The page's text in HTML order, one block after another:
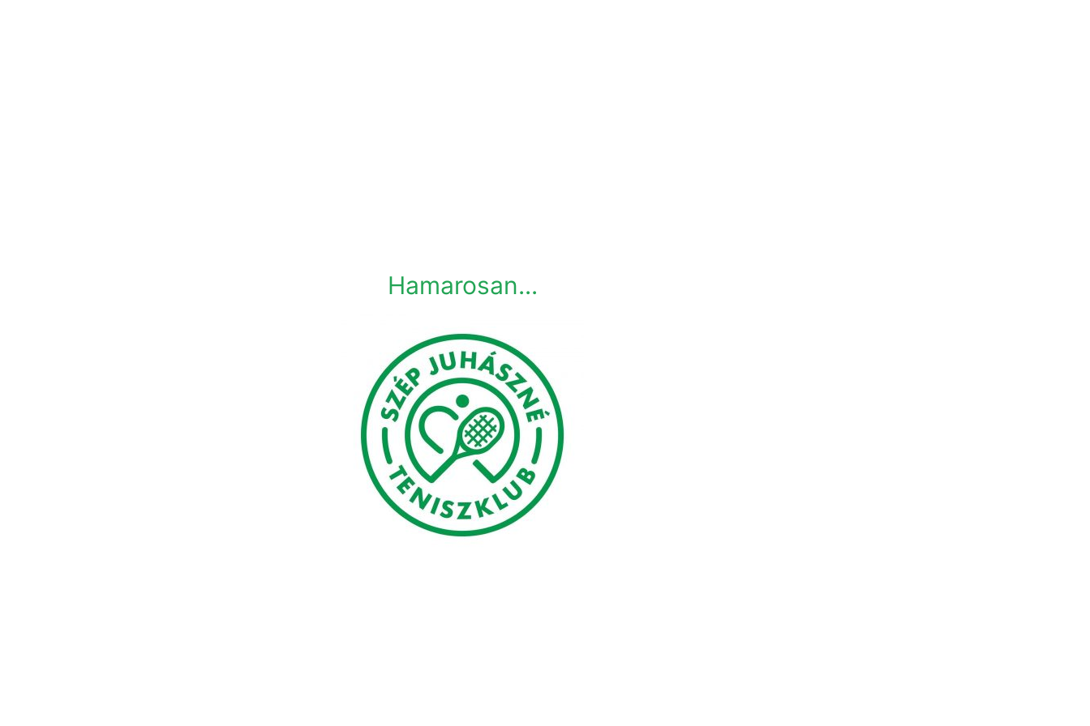
Hamarosan...